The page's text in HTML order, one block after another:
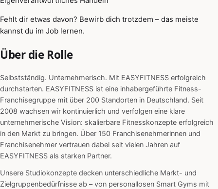
Fehlt dir etwas davon? Bewirb dich trotzdem – das meiste
kannst du im Job lernen.
Über die Rolle
Selbstständig. Unternehmerisch. Mit EASYFITNESS erfolgreich
durchstarten. EASYFITNESS ist eine inhabergeführte Fitness-
Franchisegruppe mit über 200 Standorten in Deutschland. Seit
2008 wachsen wir kontinuierlich und verfolgen eine klare
unternehmerische Vision: skalierbare Fitnesskonzepte erfolgreich
in den Markt zu bringen. Über 150 Franchisenehmerinnen und
Franchisenehmer vertrauen dabei seit vielen Jahren auf
EASYFITNESS als starken Partner.
Unsere Studiokonzepte decken unterschiedliche Markt- und
Zielgruppenbedürfnisse ab – von personallosen Smart Gyms mit